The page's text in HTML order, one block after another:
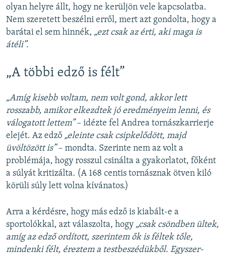
olyan helyre állt, hogy ne kerüljön vele kapcsolatba.
Nem szeretett beszélni erről, mert azt gondolta, hogy a
barátai el sem hinnék, „ezt csak az érti, aki maga is
átéli”.
„A többi edző is félt”
„Amíg kisebb voltam, nem volt gond, akkor lett
rosszabb, amikor elkezdtek jó eredményeim lenni, és
válogatott lettem”– idézte fel Andrea tornászkarrierje
elejét. Az edző „eleinte csak csipkelődött, majd
üvöltözött is”– mondta. Szerinte nem az volt a
problémája, hogy rosszul csinálta a gyakorlatot, főként
a súlyát kritizálta. (A 168 centis tornásznak ötven kiló
körüli súly lett volna kívánatos.)
Arra a kérdésre, hogy más edző is kiabált-e a
sportolókkal, azt válaszolta, hogy „csak csöndben ültek,
amíg az edző ordított, szerintem ők is féltek tőle,
mindenki félt, éreztem a testbeszédükből. Egyszer-